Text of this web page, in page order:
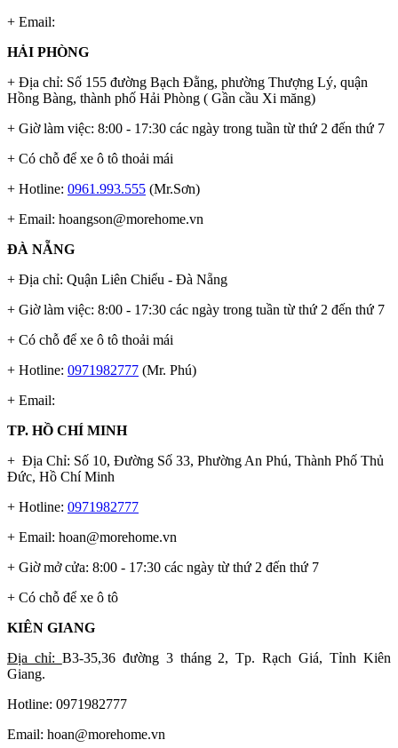
+ Email:
HẢI PHÒNG
+ Địa chỉ: Số 155 đường Bạch Đằng, phường Thượng Lý, quận
Hồng Bàng, thành phố Hải Phòng ( Gần cầu Xi măng)
+ Giờ làm việc: 8:00 - 17:30 các ngày trong tuần từ thứ 2 đến thứ 7
+ Có chỗ để xe ô tô thoải mái
+ Hotline: 0961.993.555 (Mr.Sơn)
+ Email: hoangson@morehome.vn
ĐÀ NẴNG
+ Địa chỉ: Quận Liên Chiểu - Đà Nẵng
+ Giờ làm việc: 8:00 - 17:30 các ngày trong tuần từ thứ 2 đến thứ 7
+ Có chỗ để xe ô tô thoải mái
+ Hotline: 0971982777 (Mr. Phú)
+ Email:
TP. HỒ CHÍ MINH
+ Địa Chỉ: Số 10, Đường Số 33, Phường An Phú, Thành Phố Thủ
Đức, Hồ Chí Minh
+ Hotline: 0971982777
+ Email: hoan@morehome.vn
+ Giờ mở cửa: 8:00 - 17:30 các ngày từ thứ 2 đến thứ 7
+ Có chỗ để xe ô tô
KIÊN GIANG
Địa chỉ: B3-35,36 đường 3 tháng 2, Tp. Rạch Giá, Tỉnh Kiên
Giang.
Hotline: 0971982777
Email: hoan@morehome.vn